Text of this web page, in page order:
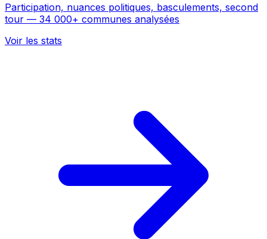
Participation, nuances politiques, basculements, second
tour — 34 000+ communes analysées
Voir les stats